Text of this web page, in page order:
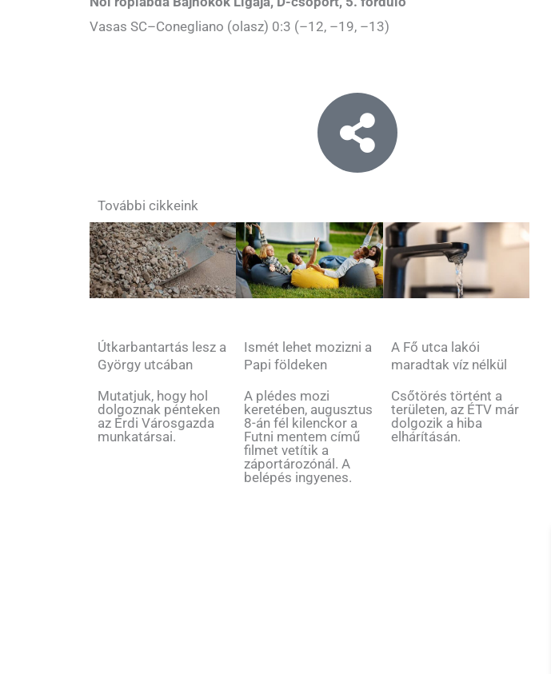
Vasas SC–Conegliano (olasz) 0:3 (–12, –19, –13)
További cikkeink
Útkarbantartás lesz a
György utcában
Mutatjuk, hogy hol
dolgoznak pénteken
az Érdi Városgazda
munkatársai.
Ismét lehet mozizni a
Papi földeken
A plédes mozi
keretében, augusztus
8-án fél kilenckor a
Futni mentem című
filmet vetítik a
záportározónál. A
belépés ingyenes.
A Fő utca lakói
maradtak víz nélkül
Csőtörés történt a
területen, az ÉTV már
dolgozik a hiba
elhárításán.